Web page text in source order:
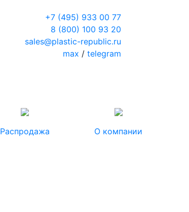
+7 (495) 933 00 77
8 (800) 100 93 20
sales@plastic-republic.ru
max / telegram
Распродажа О компании